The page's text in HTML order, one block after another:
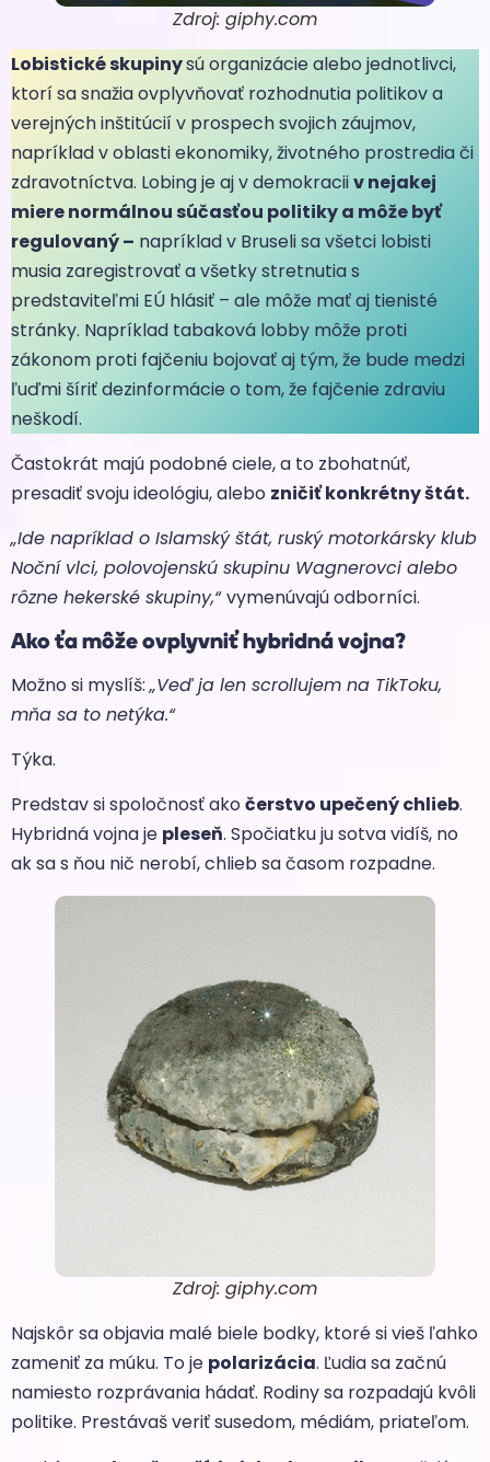
Zdroj: giphy.com
Lobistické skupinysú organizácie alebo jednotlivci,
ktorí sa snažia ovplyvňovať rozhodnutia politikov a
verejných inštitúcií v prospech svojich záujmov,
napríklad v oblasti ekonomiky, životného prostredia či
zdravotníctva. Lobing je aj v demokraciiv nejakej
miere normálnou súčasťou politiky a môže byť
regulovaný – napríklad v Bruseli sa všetci lobisti
musia zaregistrovať a všetky stretnutia s
predstaviteľmi EÚ hlásiť – ale môže mať aj tienisté
stránky. Napríklad tabaková lobby môže proti
zákonom proti fajčeniu bojovať aj tým, že bude medzi
ľuďmi šíriť dezinformácie o tom, že fajčenie zdraviu
neškodí.
Častokrát majú podobné ciele, a to zbohatnúť,
presadiť svoju ideológiu, alebo zničiť konkrétny štát.
„Ide napríklad o Islamský štát, ruský motorkársky klub
Noční vlci, polovojenskú skupinu Wagnerovci alebo
rôzne hekerské skupiny,“vymenúvajú odborníci.
Ako ťa môže ovplyvniť hybridná vojna?
Možno si myslíš:„Veď ja len scrollujem na TikToku,
mňa sa to netýka.“
Týka.
Predstav si spoločnosť akočerstvo upečený chlieb.
Hybridná vojna je pleseň. Spočiatku ju sotva vidíš, no
ak sa s ňou nič nerobí, chlieb sa časom rozpadne.
Zdroj: giphy.com
Najskôr sa objavia malé biele bodky, ktoré si vieš ľahko
zameniť za múku. To je polarizácia. Ľudia sa začnú
namiesto rozprávania hádať. Rodiny sa rozpadajú kvôli
politike. Prestávaš veriť susedom, médiám, priateľom.